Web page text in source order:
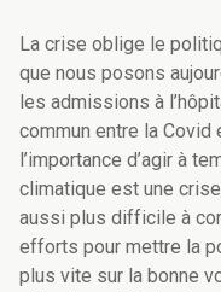
La crise oblige le
que nous posons
les admissions à
commun entre la
l’importance d’agir à
climatique est une
aussi plus difficile à
efforts pour mettre la
plus vite sur la bonne